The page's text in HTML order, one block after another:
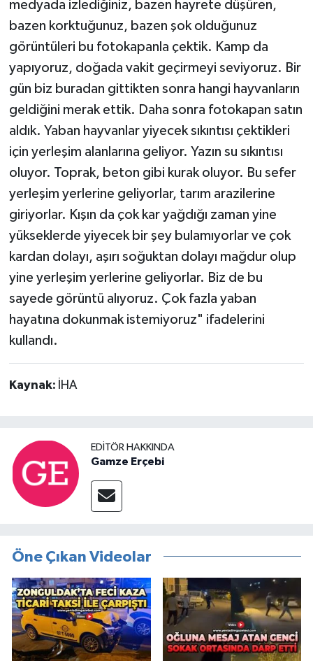
medyada izlediğiniz, bazen hayrete düşüren,
bazen korktuğunuz, bazen şok olduğunuz
görüntüleri bu fotokapanla çektik. Kamp da
yapıyoruz, doğada vakit geçirmeyi seviyoruz. Bir
gün biz buradan gittikten sonra hangi hayvanların
geldiğini merak ettik. Daha sonra fotokapan satın
aldık. Yaban hayvanlar yiyecek sıkıntısı çektikleri
için yerleşim alanlarına geliyor. Yazın su sıkıntısı
oluyor. Toprak, beton gibi kurak oluyor. Bu sefer
yerleşim yerlerine geliyorlar, tarım arazilerine
giriyorlar. Kışın da çok kar yağdığı zaman yine
yükseklerde yiyecek bir şey bulamıyorlar ve çok
kardan dolayı, aşırı soğuktan dolayı mağdur olup
yine yerleşim yerlerine geliyorlar. Biz de bu
sayede görüntü alıyoruz. Çok fazla yaban
hayatına dokunmak istemiyoruz" ifadelerini
kullandı.
Kaynak: İHA
EDITÖR HAKKINDA
Gamze Erçebi
Öne Çıkan Videolar